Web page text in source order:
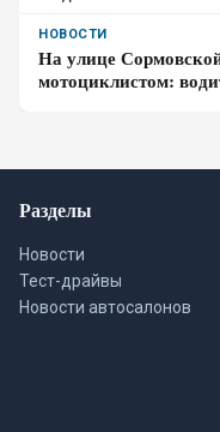
НОВОСТИ
На улице
мотоциклистом:
Разделы
Новости
Тест-драйвы
Новости автосалонов